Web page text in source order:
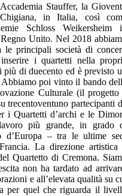
Stauffer, la
in Italia, così
Schloss Weikersheim
Unito. Nel 2018
le principali società di
i quartetti nella
più di duecento ed è previsto
poi vinto il bando
Culturale (il progetto
trecentoventuno partecipanti
i Quartetti d’archi e le
più grande, in grado
d’Europa – tra le ultime
La direzione artistica
Quartetto di Cremona.
non ha tardato ad
e all’elevata qualità su
per quel che riguarda il